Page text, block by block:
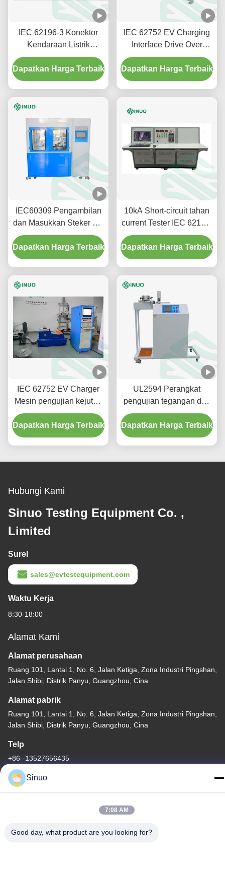
IEC 62196-3 Konektor
Kendaraan Listrik
Peralatan pengujian
kenaikan suhu
Dapatkan Harga Terbaik
IEC 62752 EV Charging
Interface Drive Over
Mesin pengujian untuk
konektor kendaraan
colokan
Dapatkan Harga Terbaik
IEC60309 Pengambilan
dan Masukkan Steker EV
dengan Mesin Uji
Solution Dip
Dapatkan Harga Terbaik
10kA Short-circuit tahan
current Tester IEC 62196-
1 sesuai untuk EV
pengujian
Dapatkan Harga Terbaik
IEC 62752 EV Charger
Mesin pengujian kejutan
getaran elektromagnetik
Dapatkan Harga Terbaik
UL2594 Perangkat
pengujian tegangan dan
torsi kabel untuk colokan
dan soket kendaraan
Dapatkan Harga Terbaik
Hubungi Kami
Sinuo Testing Equipment Co. ,
Limited
Surel
sales@evtestequipment.com
Waktu Kerja
8:30-18:00
Alamat Kami
Alamat perusahaan
Ruang 101, Lantai 1, No. 6, Jalan Ketiga, Zona Industri Pingshan,
Jalan Shibi, Distrik Panyu, Guangzhou, Cina
Alamat pabrik
Ruang 101, Lantai 1, No. 6, Jalan Ketiga, Zona Industri Pingshan,
Jalan Shibi, Distrik Panyu, Guangzhou, Cina
Telp
+86--13527656435
Pemasok. Hak cipta © -2026 Sinuo Testing Equipment Co. ,
Sinuo
7:08 AM
Good day, what product are you looking for?